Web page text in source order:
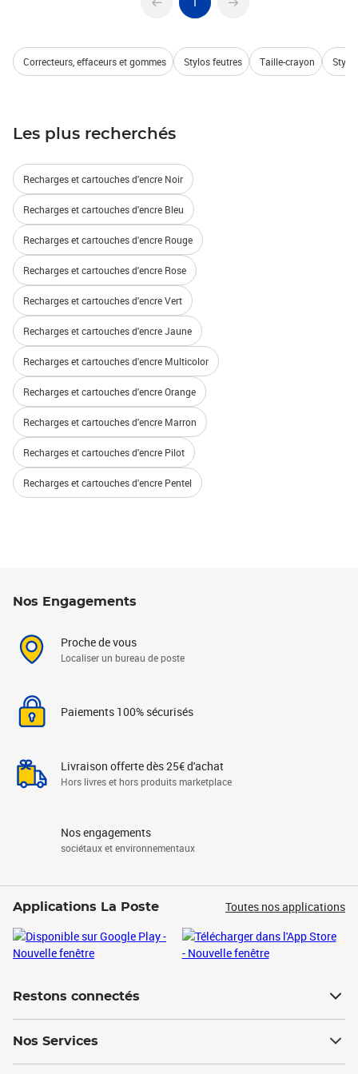
Correcteurs, effaceurs et gommes Stylos feutres Taille-crayon
Les plus recherchés
Recharges et cartouches d'encre Noir
Recharges et cartouches d'encre Bleu
Recharges et cartouches d'encre Rouge
Recharges et cartouches d'encre Rose
Recharges et cartouches d'encre Vert
Recharges et cartouches d'encre Jaune
Recharges et cartouches d'encre Multicolor
Recharges et cartouches d'encre Orange
Recharges et cartouches d'encre Marron
Recharges et cartouches d'encre Pilot
Recharges et cartouches d'encre Pentel
Nos Engagements
Proche de vous
Localiser un bureau de poste
Paiements 100% sécurisés
Livraison offerte dès 25€ d'achat
Hors livres et hors produits marketplace
Nos engagements
sociétaux et environnementaux
Applications La Poste Toutes nos applications
Restons connectés
Nos Services